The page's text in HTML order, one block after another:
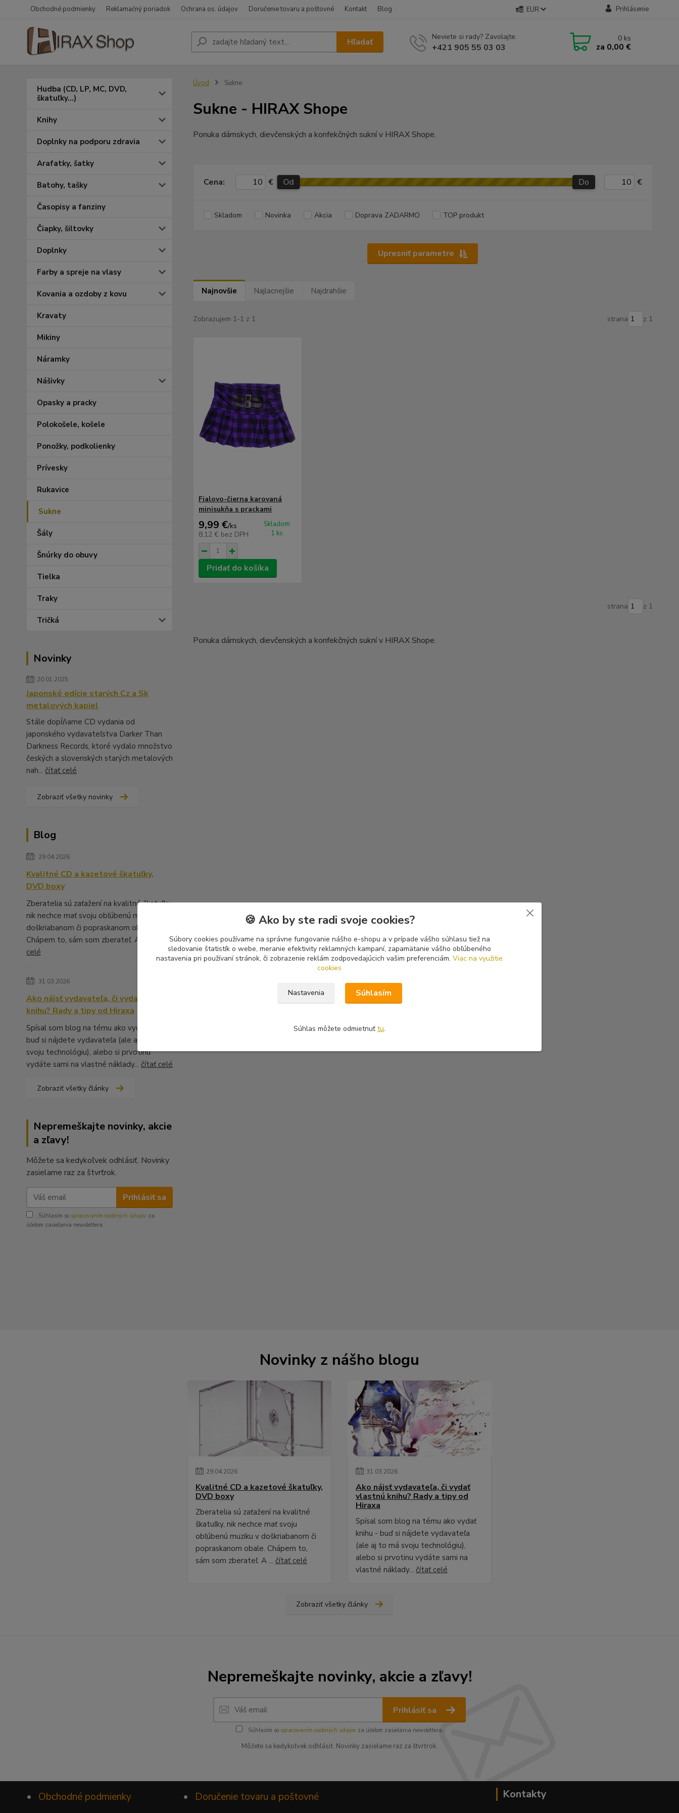
Obchodné podmienky Reklamačný poriadok Ochrana os. údajov Doručenie tovaru a poštovné Kontakt Blog EUR Prihlásenie
Hľadať Neviete si rady? Zavolajte.
+421 905 55 03 03
0 ks
za 0,00 €
Hudba (CD, LP, MC, DVD,
škatuľky...)
Knihy
Doplnky na podporu zdravia
Arafatky, šatky
Batohy, tašky
Časopisy a fanziny
Čiapky, šiltovky
Doplnky
Farby a spreje na vlasy
Kovania a ozdoby z kovu
Kravaty
Mikiny
Náramky
Nášivky
Opasky a pracky
Polokošele, košele
Ponožky, podkolienky
Prívesky
Rukavice
Sukne
Šály
Šnúrky do obuvy
Tielka
Traky
Tričká
Novinky
20.01.2025
Japonské edície starých Cz a Sk
metalových kapiel
Stále dopĺňame CD vydania od
japonského vydavateľstva Darker Than
Darkness Records, ktoré vydalo množstvo
českých a slovenských starých metalových
nah... čítať celé
Zobraziť všetky novinky
Blog
29.04.2026
Kvalitné CD a kazetové škatuľky,
DVD boxy
Zberatelia sú zaťažení na kvalitné škatuľky,
nik nechce mať svoju obľúbenú muziku v
doškriabanom či popraskanom obale.
Chápem to, sám som zberateľ. A ...
celé
31.03.2026
Ako nájsť vydavateľa, či vydať vlastnú
knihu? Rady a tipy od Hiraxa
Spísal som blog na tému ako vydať knihu -
buď si nájdete vydavateľa (ale aj to má
svoju technológiu), alebo si prvotinu
vydáte sami na vlastné náklady... čítať celé
Zobraziť všetky články
Nepremeškajte novinky, akcie
a zľavy!
Môžete sa kedykoľvek odhlásiť. Novinky
zasielame raz za štvrťrok.
Prihlásiť sa
Súhlasím so spracovaním osobných údajov za
účelom zasielania newslettera.
Úvod Sukne
Sukne - HIRAX Shope
Ponuka dámskych, dievčenských a konfekčných sukní v HIRAX Shope.
Upresniť parametre
Cena: € Od Do €
Skladom Novinka Akcia Doprava ZADARMO TOP produkt
Najnovšie Najlacnejšie Najdrahšie
Zobrazujem 1-1 z 1 strana z 1
Fialovo-čierna karovaná
minisukňa s prackami
9,99 €/ks
8,12 € bez DPH
Skladom
1 ks
Pridať do košíka
strana z 1
Ponuka dámskych, dievčenských a konfekčných sukní v HIRAX Shope.
Novinky z nášho blogu
29.04.2026
Kvalitné CD a kazetové škatuľky,
DVD boxy
Zberatelia sú zaťažení na kvalitné
škatuľky, nik nechce mať svoju
obľúbenú muziku v doškriabanom či
popraskanom obale. Chápem to,
sám som zberateľ. A ... čítať celé
31.03.2026
Ako nájsť vydavateľa, či vydať
vlastnú knihu? Rady a tipy od
Hiraxa
Spísal som blog na tému ako vydať
knihu - buď si nájdete vydavateľa
(ale aj to má svoju technológiu),
alebo si prvotinu vydáte sami na
vlastné náklady... čítať celé
Zobraziť všetky články
Nepremeškajte novinky, akcie a zľavy!
Prihlásiť sa
Súhlasím so spracovaním osobných údajovza účelom zasielania newslettera.
Môžete sa kedykoľvek odhlásiť. Novinky zasielame raz za štvrťrok.
• Obchodné podmienky • Doručenie tovaru a poštovné Kontakty
🍪 Ako by ste radi svoje cookies?
Súbory cookies používame na správne fungovanie nášho e-shopu a v prípade vášho súhlasu tiež na
sledovanie štatistík o webe, meranie efektivity reklamných kampaní, zapamätanie vášho obľúbeného
nastavenia pri používaní stránok, či zobrazenie reklám zodpovedajúcich vašim preferenciám. Viac na využitie
cookies
Nastavenia Súhlasím
Súhlas môžete odmietnuť tu.